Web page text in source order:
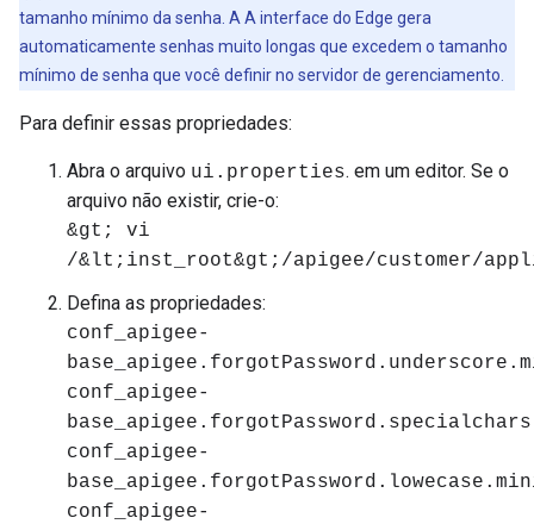
tamanho mínimo da senha. A A interface do Edge gera
automaticamente senhas muito longas que excedem o tamanho
mínimo de senha que você definir no servidor de gerenciamento.
Para definir essas propriedades:
Abra o arquivo ui.properties. em um editor. Se o
arquivo não existir, crie-o:
&gt; vi
/&lt;inst_root&gt;/apigee/customer/
Defina as propriedades:
conf_apigee-
conf_apigee-
conf_apigee-
conf_apigee-